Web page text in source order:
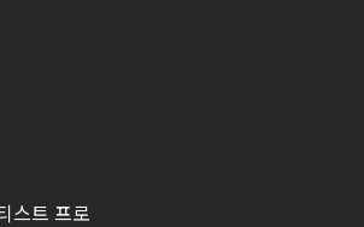
스트 프로